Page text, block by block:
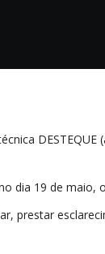
DESTEQUE
dia 19 de maio,
prestar